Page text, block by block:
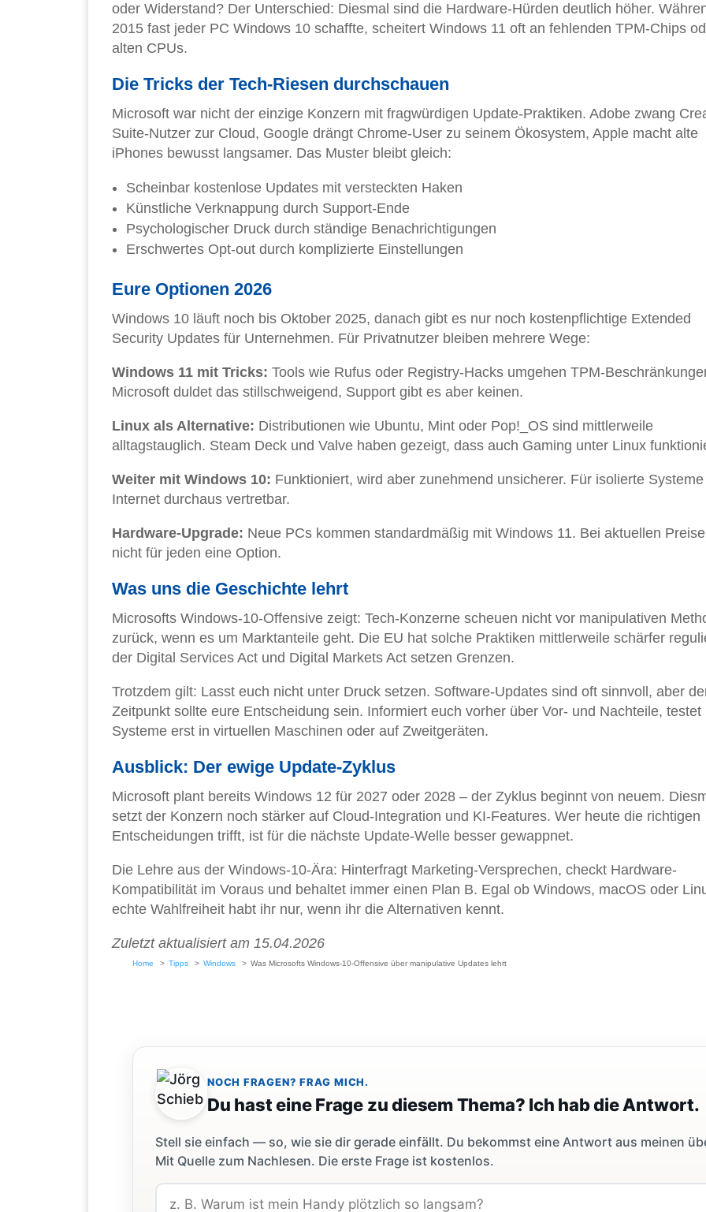
oder Widerstand? Der Unterschied: Diesmal sind die Hardware-Hürden deutlich höher.
2015 fast jeder PC Windows 10 schaffte, scheitert Windows 11 oft an fehlenden TPM-Chips
alten CPUs.
Die Tricks der Tech-Riesen durchschauen
Microsoft war nicht der einzige Konzern mit fragwürdigen Update-Praktiken. Adobe zwang
Suite-Nutzer zur Cloud, Google drängt Chrome-User zu seinem Ökosystem, Apple macht alte
iPhones bewusst langsamer. Das Muster bleibt gleich:
Scheinbar kostenlose Updates mit versteckten Haken
Künstliche Verknappung durch Support-Ende
Psychologischer Druck durch ständige Benachrichtigungen
Erschwertes Opt-out durch komplizierte Einstellungen
Eure Optionen 2026
Windows 10 läuft noch bis Oktober 2025, danach gibt es nur noch kostenpflichtige Extended
Security Updates für Unternehmen. Für Privatnutzer bleiben mehrere Wege:
Windows 11 mit Tricks: Tools wie Rufus oder Registry-Hacks umgehen TPM-
Microsoft duldet das stillschweigend, Support gibt es aber keinen.
Linux als Alternative: Distributionen wie Ubuntu, Mint oder Pop!_OS sind mittlerweile
alltagstauglich. Steam Deck und Valve haben gezeigt, dass auch Gaming unter Linux
Weiter mit Windows 10: Funktioniert, wird aber zunehmend unsicherer. Für isolierte
Internet durchaus vertretbar.
Hardware-Upgrade: Neue PCs kommen standardmäßig mit Windows 11. Bei aktuellen
nicht für jeden eine Option.
Was uns die Geschichte lehrt
Microsofts Windows-10-Offensive zeigt: Tech-Konzerne scheuen nicht vor manipulativen
zurück, wenn es um Marktanteile geht. Die EU hat solche Praktiken mittlerweile schärfer
der Digital Services Act und Digital Markets Act setzen Grenzen.
Trotzdem gilt: Lasst euch nicht unter Druck setzen. Software-Updates sind oft sinnvoll, aber
Zeitpunkt sollte eure Entscheidung sein. Informiert euch vorher über Vor- und Nachteile, testet
Systeme erst in virtuellen Maschinen oder auf Zweitgeräten.
Ausblick: Der ewige Update-Zyklus
Microsoft plant bereits Windows 12 für 2027 oder 2028 – der Zyklus beginnt von neuem.
setzt der Konzern noch stärker auf Cloud-Integration und KI-Features. Wer heute die richtigen
Entscheidungen trifft, ist für die nächste Update-Welle besser gewappnet.
Die Lehre aus der Windows-10-Ära: Hinterfragt Marketing-Versprechen, checkt Hardware-
Kompatibilität im Voraus und behaltet immer einen Plan B. Egal ob Windows, macOS oder
echte Wahlfreiheit habt ihr nur, wenn ihr die Alternativen kennt.
Zuletzt aktualisiert am 15.04.2026
Home Tipps Windows Was Microsofts Windows-10-Offensive über manipulative Updates lehrt
NOCH FRAGEN? FRAG MICH.
Du hast eine Frage zu diesem Thema? Ich hab die Antwort.
Stell sie einfach — so, wie sie dir gerade einfällt. Du bekommst eine Antwort aus meinen
Mit Quelle zum Nachlesen. Die erste Frage ist kostenlos.